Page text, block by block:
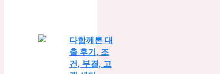
다함께론 대
출 후기, 조
건, 부결, 고